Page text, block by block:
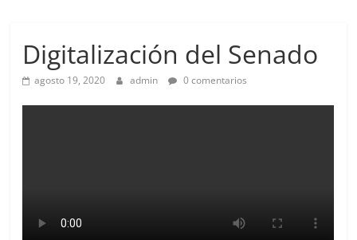
Digitalización del Senado
agosto 19, 2020 admin 0 comentarios